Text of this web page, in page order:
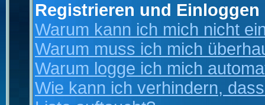
Registrieren und Einloggen
Warum kann ich mich nicht
Warum muss ich mich
Warum logge ich mich
Wie kann ich verhindern,